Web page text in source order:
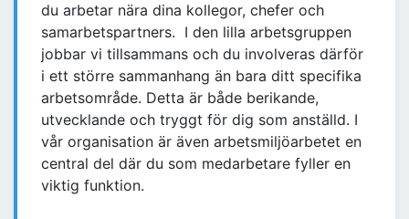
du arbetar nära dina kollegor, chefer och
samarbetspartners. I den lilla arbetsgruppen
jobbar vi tillsammans och du involveras därför
i ett större sammanhang än bara ditt specifika
arbetsområde. Detta är både berikande,
utvecklande och tryggt för dig som anställd. I
vår organisation är även arbetsmiljöarbetet en
central del där du som medarbetare fyller en
viktig funktion.